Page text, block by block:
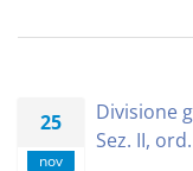
25
nov
Divisione
Sez. II,